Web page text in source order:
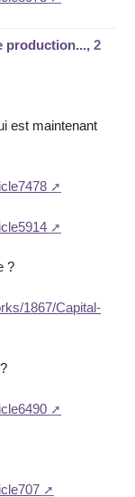
production..., 2
est maintenant
?
1867/Capital-